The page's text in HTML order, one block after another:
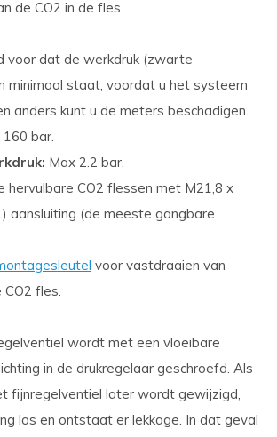
de CO2 in de fles.
voor dat de werkdruk (zwarte
minimaal staat, voordat u het systeem
anders kunt u de meters beschadigen.
160 bar.
Max 2.2 bar.
hervulbare CO2 flessen met M21,8 x
aansluiting (de meeste gangbare
voor vastdraaien van
fles.
wordt met een vloeibare
in de drukregelaar geschroefd. Als
fijnregelventiel later wordt gewijzigd,
los en ontstaat er lekkage. In dat geval